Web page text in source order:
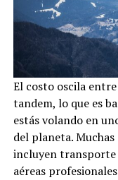
El costo oscila
tandem, lo que es
estás volando en
del planeta.
incluyen transporte
aéreas